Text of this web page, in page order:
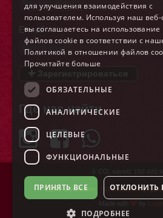
E-mail
Зарегистрироваться
Где нас найти
CO saved:
Сроки и условия Политика
Made with
для улучшения взаимодействия с
пользователем. Используя наш веб-
вы соглашаетесь на использование
файлов cookie в соответствии с
Политикой в ​​отношении файлов
Прочитайте больше
ОБЯЗАТЕЛЬНЫЕ
АНАЛИТИЧЕСКИЕ
ЦЕЛЕВЫЕ
ФУНКЦИОНАЛЬНЫЕ
ПРИНЯТЬ ВСЕ ОТКЛОНИТЬ
ПОДРОБНЕЕ